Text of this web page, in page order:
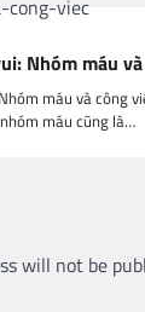
Nhóm máu
máu và công
máu cũng là…
will not be